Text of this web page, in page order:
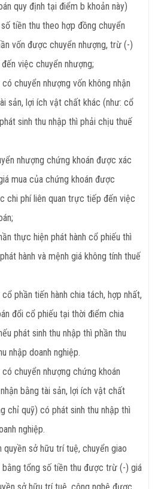
quy định tại điểm b khoản này)
tiền thu theo hợp đồng chuyển
vốn được chuyển nhượng, trừ (-)
việc chuyển nhượng;
chuyển nhượng vốn không nhận
sản, lợi ích vật chất khác (như: cổ
sinh thu nhập thì phải chịu thuế
nhượng chứng khoán được xác
mua của chứng khoán được
chi phí liên quan trực tiếp đến việc
thực hiện phát hành cổ phiếu thì
hành và mệnh giá không tính thuế
phần tiến hành chia tách, hợp nhất,
đổi cổ phiếu tại thời điểm chia
phát sinh thu nhập thì phần thu
nhập doanh nghiệp.
chuyển nhượng chứng khoán
bằng tài sản, lợi ích vật chất
chỉ quỹ) có phát sinh thu nhập thì
nghiệp.
sở hữu trí tuệ, chuyển giao
tổng số tiền thu được trừ (-) giá